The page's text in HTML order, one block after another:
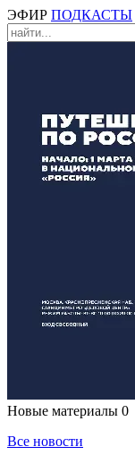
ЭФИР ПОДКАСТЫ
Новые материалы 0
Все новости